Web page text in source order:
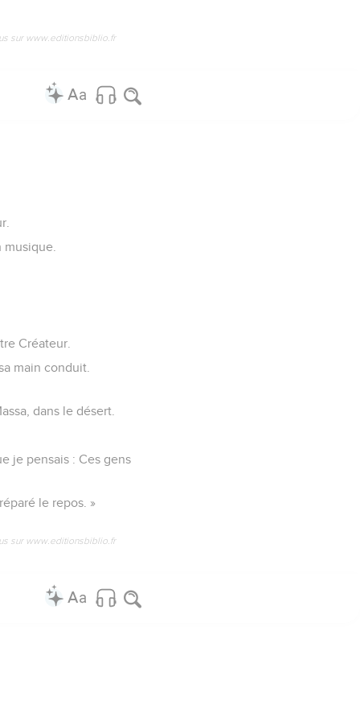
sur www.editionsbiblio.fr
Créateur.
main conduit.
dans le désert.
je pensais : Ces gens
le repos. »
sur www.editionsbiblio.fr